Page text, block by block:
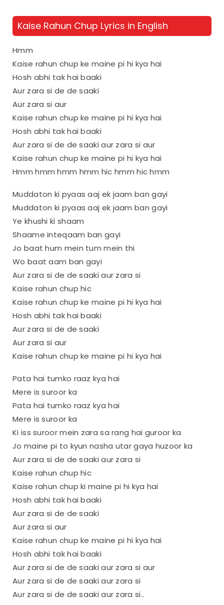
Kaise Rahun Chup Lyrics in English
Hmm
Kaise rahun chup ke maine pi hi kya hai
Hosh abhi tak hai baaki
Aur zara si de de saaki
Aur zara si aur
Kaise rahun chup ke maine pi hi kya hai
Hosh abhi tak hai baaki
Aur zara si de de saaki aur zara si aur
Kaise rahun chup ke maine pi hi kya hai
Hmm hmm hmm hmm hic hmm hic hmm
Muddaton ki pyaas aaj ek jaam ban gayi
Muddaton ki pyaas aaj ek jaam ban gayi
Ye khushi ki shaam
Shaame inteqaam ban gayi
Jo baat hum mein tum mein thi
Wo baat aam ban gayi
Aur zara si de de saaki aur zara si
Kaise rahun chup hic
Kaise rahun chup ke maine pi hi kya hai
Hosh abhi tak hai baaki
Aur zara si de de saaki
Aur zara si aur
Kaise rahun chup ke maine pi hi kya hai
Pata hai tumko raaz kya hai
Mere is suroor ka
Pata hai tumko raaz kya hai
Mere is suroor ka
Ki iss suroor mein zara sa rang hai guroor ka
Jo maine pi to kyun nasha utar gaya huzoor ka
Aur zara si de de saaki aur zara si
Kaise rahun chup hic
Kaise rahun chup ki maine pi hi kya hai
Hosh abhi tak hai baaki
Aur zara si de de saaki
Aur zara si aur
Kaise rahun chup ke maine pi hi kya hai
Hosh abhi tak hai baaki
Aur zara si de de saaki aur zara si aur
Aur zara si de de saaki aur zara si
Aur zara si de de saaki aur zara si..